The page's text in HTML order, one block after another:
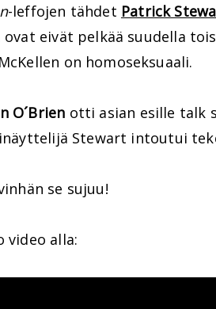
-leffojen tähdet Patrick
ovat eivät pelkää suudella
on homoseksuaali.
O´Brien otti asian esille talk
Stewart intoutui
se sujuu!
video alla: